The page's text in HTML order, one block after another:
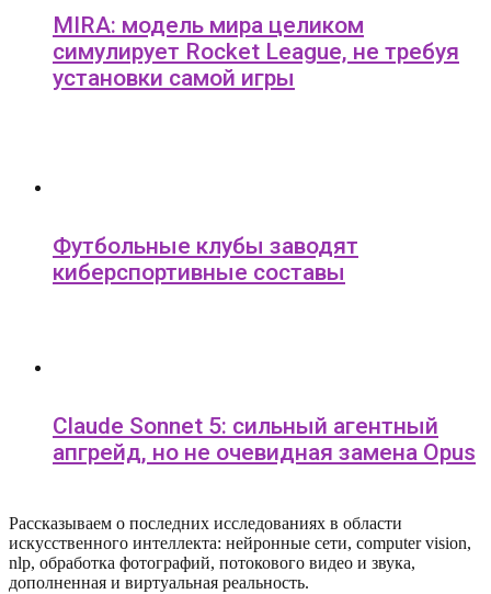
MIRA: модель мира целиком
симулирует Rocket League, не требуя
установки самой игры
Футбольные клубы заводят
киберспортивные составы
Claude Sonnet 5: сильный агентный
апгрейд, но не очевидная замена Opus
Рассказываем о последних исследованиях в области
искусcтвенного интеллекта: нейронные сети, computer vision,
nlp, обработка фотографий, потокового видео и звука,
дополненная и виртуальная реальность.